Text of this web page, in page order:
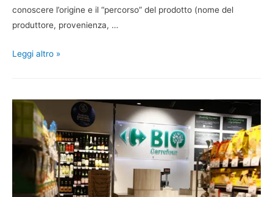
conoscere l’origine e il “percorso” del prodotto (nome del
produttore, provenienza, …
Leggi altro »